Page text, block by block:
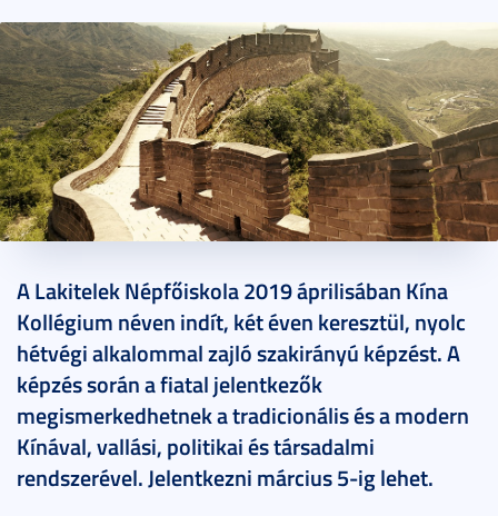
A Lakitelek Népfőiskola 2019 áprilisában Kína
Kollégium néven indít, két éven keresztül, nyolc
hétvégi alkalommal zajló szakirányú képzést. A
képzés során a fiatal jelentkezők
megismerkedhetnek a tradicionális és a modern
Kínával, vallási, politikai és társadalmi
rendszerével. Jelentkezni március 5-ig lehet.